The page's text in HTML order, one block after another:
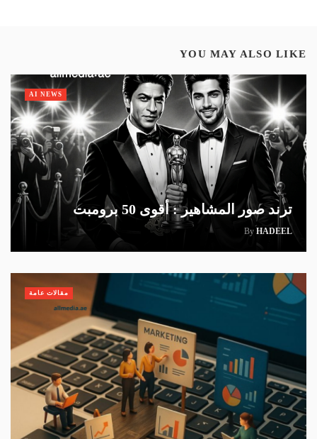
YOU MAY ALSO LIKE
ترند صور المشاهير : أقوى 50 برومبت
By HADEEL
AI NEWS
مقالات عامة